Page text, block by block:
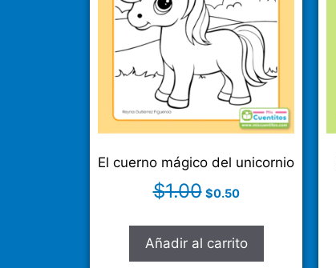
El cuerno mágico del unicornio
$1.00 $0.50
Añadir al carrito